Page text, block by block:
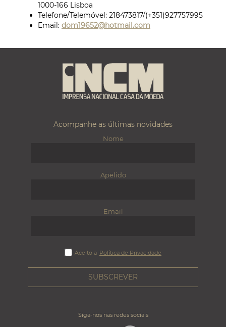
1000-166 Lisboa
Telefone/Telemóvel: 218473817/(+351)927757995
Email: dom19652@hotmail.com
Acompanhe as últimas novidades
Nome
Apelido
Email
Aceito a Política de Privacidade
Siga-nos nas redes sociais